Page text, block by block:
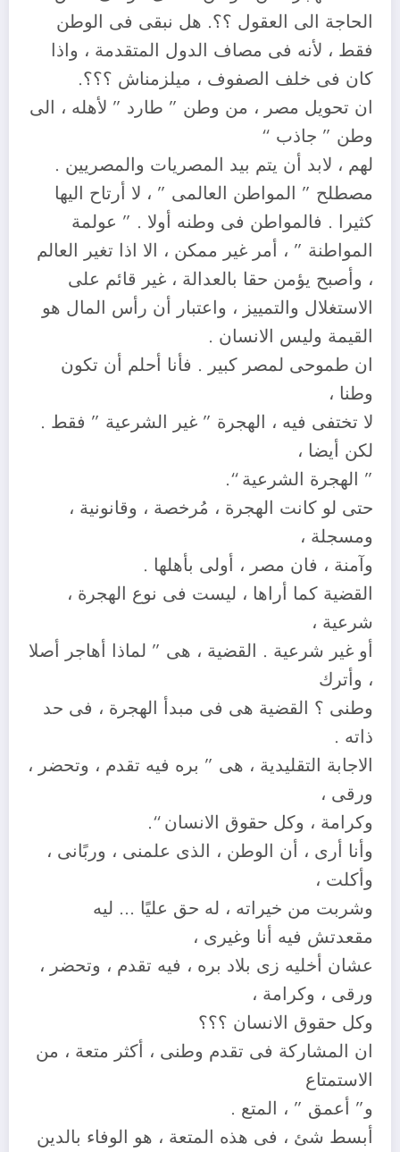
الحاجة الى العقول ؟؟. هل نبقى فى الوطن
فقط ، لأنه فى مصاف الدول المتقدمة ، واذا
كان فى خلف الصفوف ، ميلزمناش ؟؟؟.
ان تحويل مصر ، من وطن ” طارد ” لأهله ، الى
وطن ” جاذب “
لهم ، لابد أن يتم بيد المصريات والمصريين .
مصطلح ” المواطن العالمى ” ، لا أرتاح اليها
كثيرا . فالمواطن فى وطنه أولا . ” عولمة
المواطنة ” ، أمر غير ممكن ، الا اذا تغير العالم
، وأصبح يؤمن حقا بالعدالة ، غير قائم على
الاستغلال والتمييز ، واعتبار أن رأس المال هو
القيمة وليس الانسان .
ان طموحى لمصر كبير . فأنا أحلم أن تكون
وطنا ،
لا تختفى فيه ، الهجرة ” غير الشرعية ” فقط .
لكن أيضا ،
” الهجرة الشرعية “.
حتى لو كانت الهجرة ، مُرخصة ، وقانونية ،
ومسجلة ،
وآمنة ، فان مصر ، أولى بأهلها .
القضية كما أراها ، ليست فى نوع الهجرة ،
شرعية ،
أو غير شرعية . القضية ، هى ” لماذا أهاجر أصلا
، وأترك
وطنى ؟ القضية هى فى مبدأ الهجرة ، فى حد
ذاته .
الاجابة التقليدية ، هى ” بره فيه تقدم ، وتحضر ،
ورقى ،
وكرامة ، وكل حقوق الانسان “.
وأنا أرى ، أن الوطن ، الذى علمنى ، وربًانى ،
وأكلت ،
وشربت من خيراته ، له حق عليًا … ليه
مقعدتش فيه أنا وغيرى ،
عشان أخليه زى بلاد بره ، فيه تقدم ، وتحضر ،
ورقى ، وكرامة ،
وكل حقوق الانسان ؟؟؟
ان المشاركة فى تقدم وطنى ، أكثر متعة ، من
الاستمتاع
و” أعمق ” ، المتع .
أبسط شئ ، فى هذه المتعة ، هو الوفاء بالدين